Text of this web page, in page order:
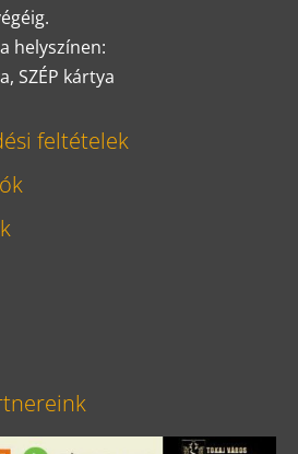
helyszínen:
SZÉP kártya
feltételek